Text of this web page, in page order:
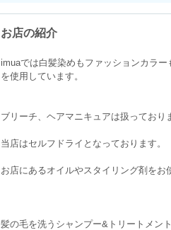
お店の紹介
imuaでは白髪染めもファッションカラ
を使用しています。
ブリーチ、ヘアマニキュアは扱っており
当店はセルフドライとなっております。
お店にあるオイルやスタイリング剤をお
髪の毛を洗うシャンプー&トリートメン